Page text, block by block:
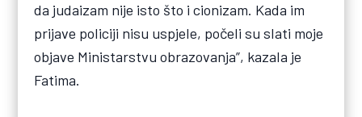
da judaizam nije isto što i cionizam. Kada im
prijave policiji nisu uspjele, počeli su slati moje
objave Ministarstvu obrazovanja”, kazala je
Fatima.